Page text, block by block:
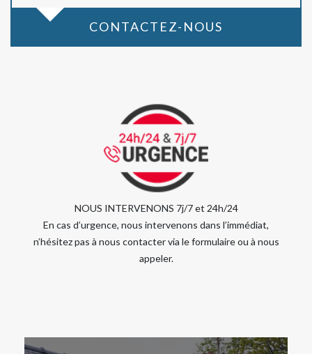
CONTACTEZ-NOUS
NOUS INTERVENONS 7j/7 et 24h/24
En cas d’urgence, nous intervenons dans l’immédiat,
n’hésitez pas à nous contacter via le formulaire ou à nous
appeler.